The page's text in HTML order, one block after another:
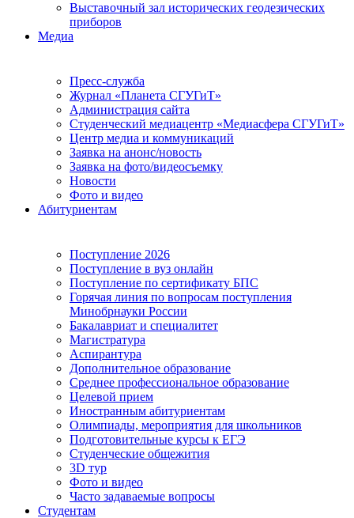
Выставочный зал исторических геодезических
приборов
Медиа
Пресс-служба
Журнал «Планета СГУГиТ»
Администрация сайта
Студенческий медиацентр «Медиасфера СГУГиТ»
Центр медиа и коммуникаций
Заявка на анонс/новость
Заявка на фото/видеосъемку
Новости
Фото и видео
Абитуриентам
Поступление 2026
Поступление в вуз онлайн
Поступление по сертификату БПС
Горячая линия по вопросам поступления
Минобрнауки России
Бакалавриат и специалитет
Магистратура
Аспирантура
Дополнительное образование
Среднее профессиональное образование
Целевой прием
Иностранным абитуриентам
Олимпиады, мероприятия для школьников
Подготовительные курсы к ЕГЭ
Студенческие общежития
3D тур
Фото и видео
Часто задаваемые вопросы
Студентам